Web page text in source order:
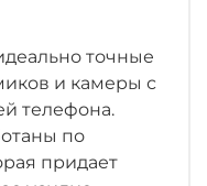
точные
и камеры с
телефона.
по
придает